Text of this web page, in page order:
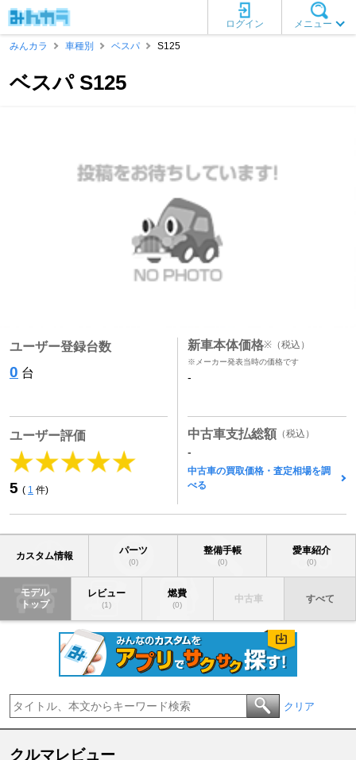
メニュー
ログイン
みんカラ
車種別 ベスパ S125
ベスパ S125
ユーザー登録台数
0 台
ユーザー評価
5 ( 1 件)
新車本体価格※ （税込）
※メーカー発表当時の価格です
-
中古車支払総額 （税込）
-
中古車の買取価格・査定相場を調
べる
カスタム情報 パーツ
(0)
整備手帳
(0)
愛車紹介
(0)
モデル
トップ
レビュー
(1)
燃費
(0)
中古車 すべて
クリア
クルマレビュー